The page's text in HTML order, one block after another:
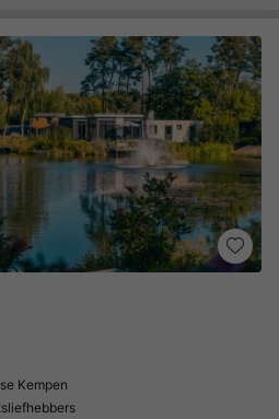
Kempen